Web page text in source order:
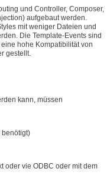
und Controller, Composer,
aufgebaut werden.
mit weniger Dateien und
Die Template-Events sind
hohe Kompatibilität von
gestellt.
kann, müssen
benötigt)
oder vie ODBC oder mit dem